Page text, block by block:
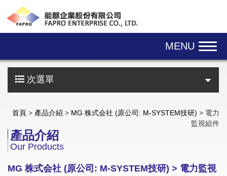
MENU
次選單
首頁 > 產品介紹 > MG 株式会社 (原公司: M-SYSTEM技研) > 電力
監視組件
產品介紹
Our Products
MG 株式会社 (原公司: M-SYSTEM技研) > 電力監視